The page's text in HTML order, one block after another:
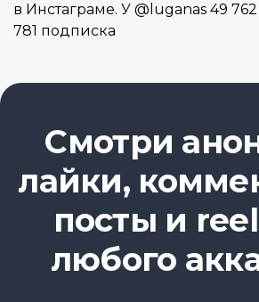
в Инстаграме. У @luganas 49
781 подписка
Смотри
лайки,
посты и
любого